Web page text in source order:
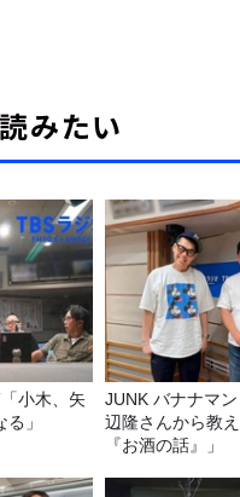
みたい
小木、矢
」
JUNK バナナマン「錦鯉・渡
辺隆さんから教
『お酒の話』」